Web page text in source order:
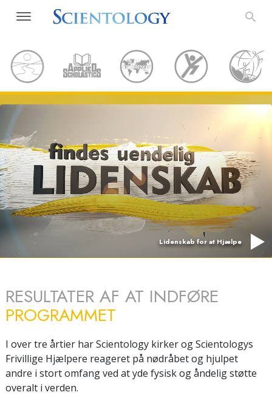
Lidenskab for at Hjælpe
RESULTATER AF AT INDFØRE
PROGRAMMET
I over tre årtier har Scientology kirker og Scientologys
Frivillige Hjælpere reageret på nødråbet og hjulpet
andre i stort omfang ved at yde fysisk og åndelig støtte
overalt i verden.